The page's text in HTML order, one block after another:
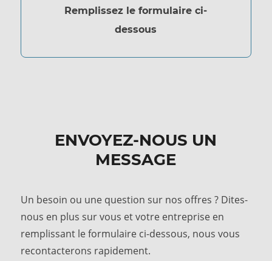
Remplissez le formulaire ci-
dessous
ENVOYEZ-NOUS UN
MESSAGE
Un besoin ou une question sur nos offres ? Dites-
nous en plus sur vous et votre entreprise en
remplissant le formulaire ci-dessous, nous vous
recontacterons rapidement.